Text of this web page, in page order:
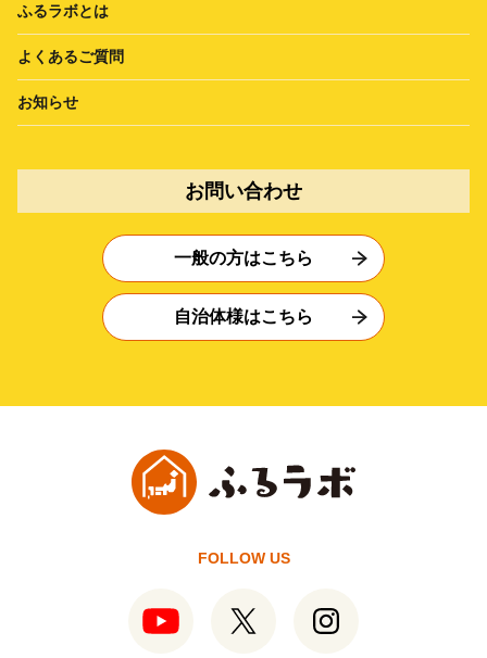
ふるラボとは
よくあるご質問
お知らせ
お問い合わせ
一般の方はこちら
自治体様はこちら
FOLLOW US